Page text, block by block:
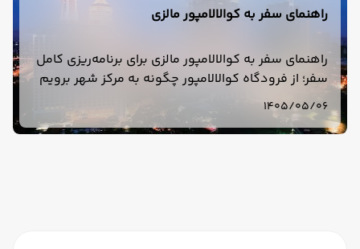
راهنمای سفر به کوالالامپور مالزی
راهنمای سفر به کوالالامپور مالزی برای برنامه‌ریزی کامل
سفر؛ از فرودگاه کوالالامپور چگونه به مرکز شهر برویم
و کوالالامپور برای سفر چند روز مناسب است؟ بررسی
هزینه، هتل، دیدنی‌ها.
1405/05/06